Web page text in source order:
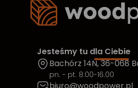
Jesteśmy tu dla Ciebie
Bachórz 14N, 36-068
pn. - pt. 8:00-16:00